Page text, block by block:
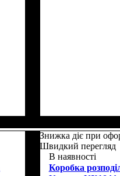
Знижка діє при
Швидкий перегляд
В наявності
Коробка